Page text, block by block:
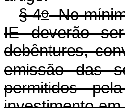
§ 4oNo
IE deverão
debêntures,
emissão das
permitidos